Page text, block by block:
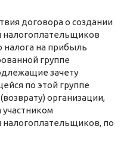
договора о создании
налогоплательщиков
налога на прибыль
группе
зачету
по этой группе
организации,
по